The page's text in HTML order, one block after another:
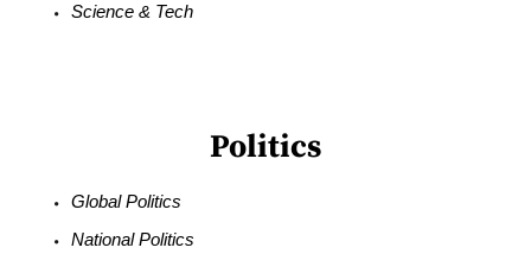
Science & Tech
Politics
Global Politics
National Politics